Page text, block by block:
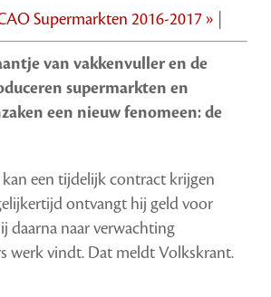
Supermarkten 2016-2017 »
van vakkenvuller en de
supermarkten en
een nieuw fenomeen: de
kan een tijdelijk contract krijgen
ontvangt hij geld voor
daarna naar verwachting
werk vindt. Dat meldt Volkskrant.